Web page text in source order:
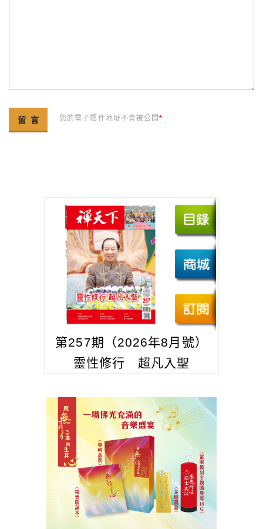
您的電子郵件地址不會被公開*
第257期（2026年8月號）
靈性修行 超凡入聖